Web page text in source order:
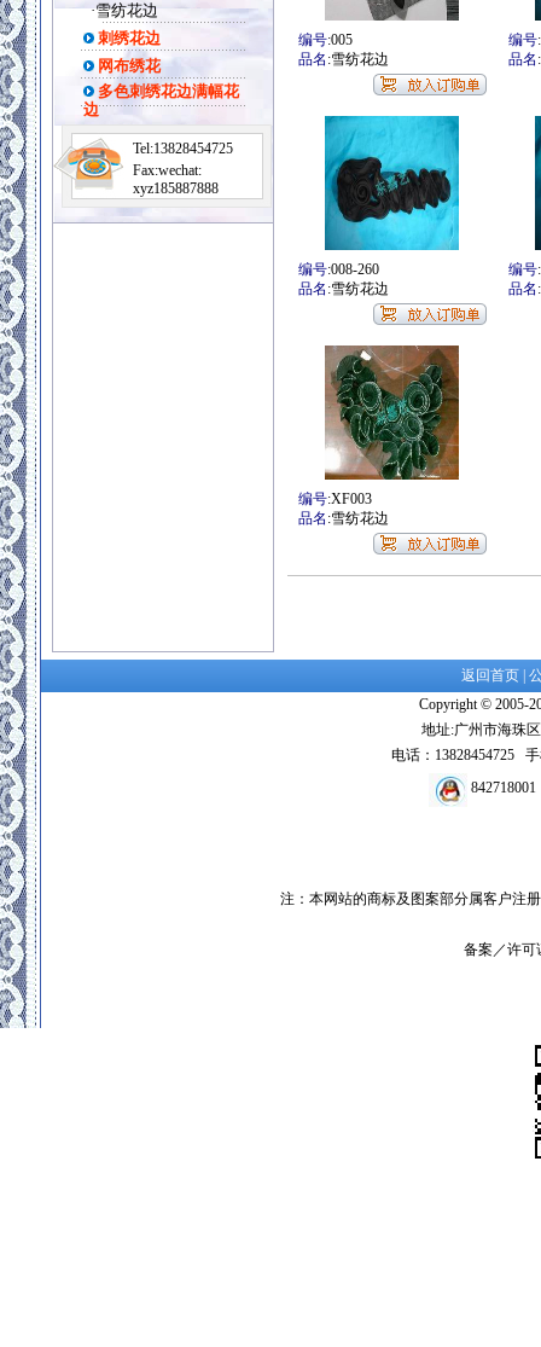
·雪纺花边
刺绣花边
网布绣花
多色刺绣花边满幅花
边
Tel:13828454725
Fax:wechat:
xyz185887888
编号:005
品名 :雪纺花边
编号
品名
编号:008-260
品名 :雪纺花边
编号
品名
编号:XF003
品名 :雪纺花边
返回首页
Copyright © 2005-
地址:广州市海珠
电话：13828454725
842718001
注：本网站的商标及图案部分属客户注
备案／许可